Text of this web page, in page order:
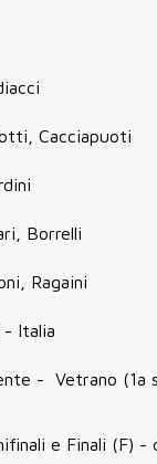
Cacciapuoti
Borrelli
Ragaini
- Italia
- Vetrano (1a
e Finali (F) -